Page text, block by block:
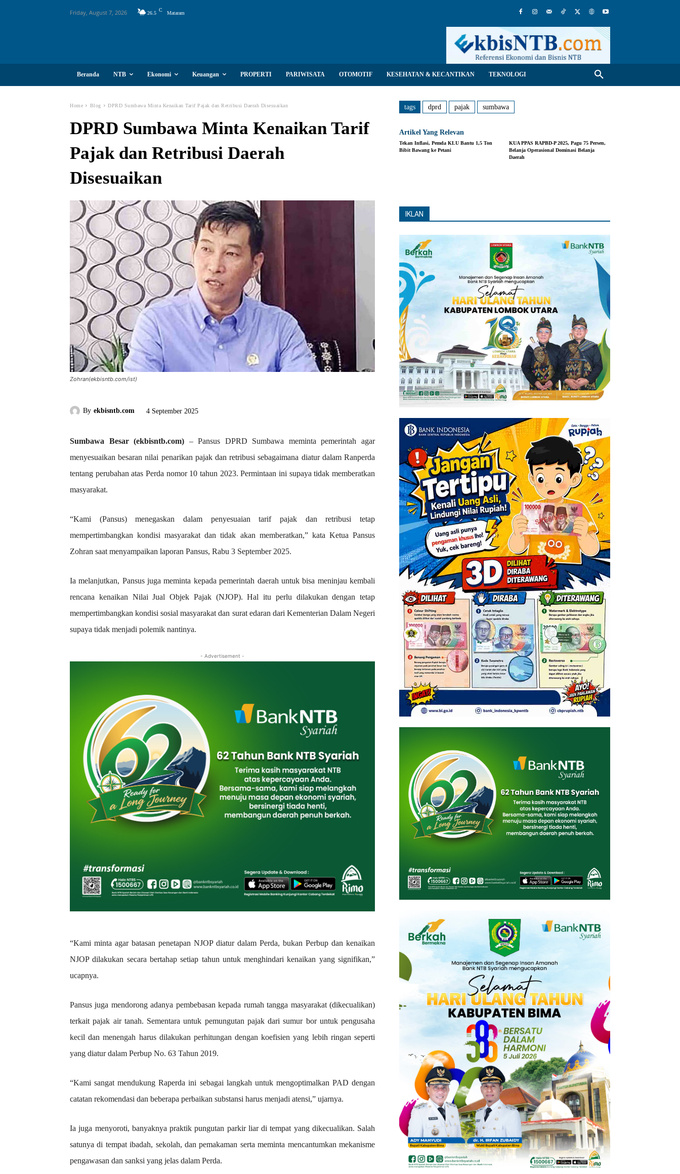
Friday, August 7, 2026 26.5
C
Mataram
Beranda NTB Ekonomi Keuangan PROPERTI PARIWISATA OTOMOTIF KESEHATAN & KECANTIKAN TEKNOLOGI
Home Blog DPRD Sumbawa Minta Kenaikan Tarif Pajak dan Retribusi Daerah Disesuaikan
DPRD Sumbawa Minta Kenaikan Tarif
Pajak dan Retribusi Daerah
Disesuaikan
Zohran(ekbisntb.com/ist)
By ekbisntb.com 4 September 2025
Sumbawa Besar (ekbisntb.com) – Pansus DPRD Sumbawa meminta pemerintah agar
menyesuaikan besaran nilai penarikan pajak dan retribusi sebagaimana diatur dalam Ranperda
tentang perubahan atas Perda nomor 10 tahun 2023. Permintaan ini supaya tidak memberatkan
masyarakat.
“Kami (Pansus) menegaskan dalam penyesuaian tarif pajak dan retribusi tetap
mempertimbangkan kondisi masyarakat dan tidak akan memberatkan,” kata Ketua Pansus
Zohran saat menyampaikan laporan Pansus, Rabu 3 September 2025.
Ia melanjutkan, Pansus juga meminta kepada pemerintah daerah untuk bisa meninjau kembali
rencana kenaikan Nilai Jual Objek Pajak (NJOP). Hal itu perlu dilakukan dengan tetap
mempertimbangkan kondisi sosial masyarakat dan surat edaran dari Kementerian Dalam Negeri
supaya tidak menjadi polemik nantinya.
- Advertisement -
“Kami minta agar batasan penetapan NJOP diatur dalam Perda, bukan Perbup dan kenaikan
NJOP dilakukan secara bertahap setiap tahun untuk menghindari kenaikan yang signifikan,”
ucapnya.
Pansus juga mendorong adanya pembebasan kepada rumah tangga masyarakat (dikecualikan)
terkait pajak air tanah. Sementara untuk pemungutan pajak dari sumur bor untuk pengusaha
kecil dan menengah harus dilakukan perhitungan dengan koefisien yang lebih ringan seperti
yang diatur dalam Perbup No. 63 Tahun 2019.
“Kami sangat mendukung Raperda ini sebagai langkah untuk mengoptimalkan PAD dengan
catatan rekomendasi dan beberapa perbaikan substansi harus menjadi atensi,” ujarnya.
Ia juga menyoroti, banyaknya praktik pungutan parkir liar di tempat yang dikecualikan. Salah
satunya di tempat ibadah, sekolah, dan pemakaman serta meminta mencantumkan mekanisme
pengawasan dan sanksi yang jelas dalam Perda.
tags dprd pajak sumbawa
Artikel Yang Relevan
Tekan Inflasi, Pemda KLU Bantu 1,5 Ton
Bibit Bawang ke Petani
KUA PPAS RAPBD-P 2025, Pagu 75 Persen,
Belanja Operasional Dominasi Belanja
Daerah
IKLAN